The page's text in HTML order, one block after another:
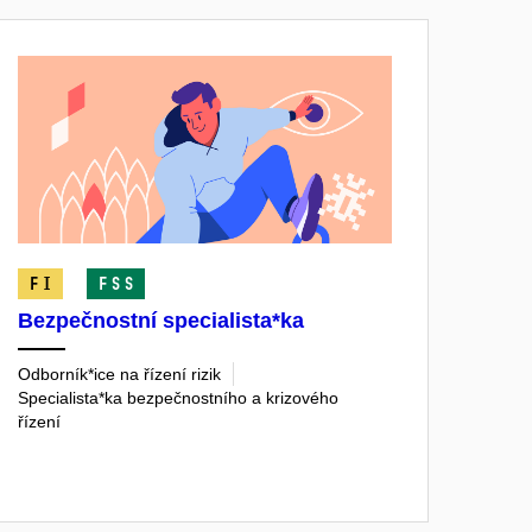
FI FSS
Bezpečnostní specialista*ka
Odborník*ice na řízení rizik
Specialista*ka bezpečnostního a krizového
řízení